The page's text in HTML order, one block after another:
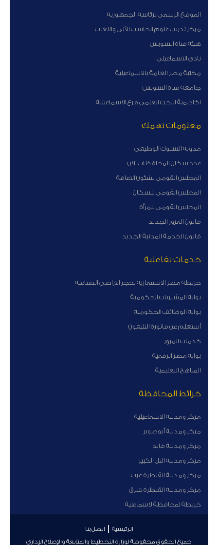
الموقع الرسمى لرئاسة الجمهورية
مركز تدريب علوم الحاسب الآلى واللغات
هيئة قناة السوبس
نادى الاسماعيلى
مكتبة مصر العامة بالاسماعيلية
جامعة قناة السويس
اكاديمية البحث العلمى فرع الاسماعيلية
معلومات تهمك
مدونة السلوك الوظيفى
عدد سكان المحافظات الان
المجلس القومى لشئون الاعاقة
المجلس القومى للسكان
المجلس القومى للمرأة
قانون المرور الجديد
قانون الخدمة المدنية الجديد
خدمات تفاعلية
خريطة مصر الاستثمارية لحجز الاراضى الصناعية
بوابة المشتريات الحكومية
بوابة الوظائف الحكومية
أستعلم عن فاتورة التليفون
خدمات المرور
بوابة مصر الرقمية
المناهج التعليمية
خرائط المحافظة
مركز ومدينة الاسماعيلية
مركز ومدينة أبوصوير
مركز ومدينة فايد
مركز ومدينة التل الكبير
مركز ومدينة القنطرة غرب
مركز ومدينة القنطرة شرق
خريطة لمحافظة لاسماعلية
الرئيسية
اتصل بنا
جميع الحقوق محفوظة لوزارة التخطيط والمتابعة والإصلاح الإداري